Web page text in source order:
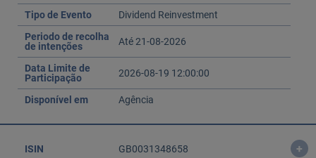
Tipo de Evento
Dividend Reinvestment
Periodo de recolha
de intenções
Até 21-08-2026
Data Limite de
Participação
2026-08-19 12:00:00
Disponível em Agência
ISIN GB0031348658 +